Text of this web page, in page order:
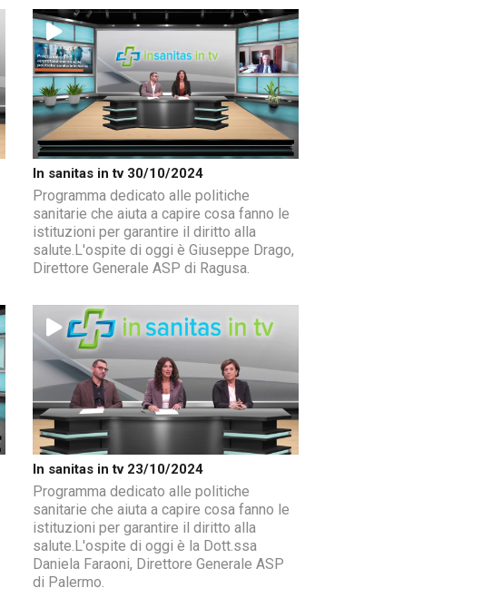
In sanitas in tv 30/10/2024
Programma dedicato alle politiche
sanitarie che aiuta a capire cosa fanno le
istituzioni per garantire il diritto alla
salute.L'ospite di oggi è Giuseppe Drago,
Direttore Generale ASP di Ragusa.
In sanitas in tv 23/10/2024
Programma dedicato alle politiche
sanitarie che aiuta a capire cosa fanno le
istituzioni per garantire il diritto alla
salute.L'ospite di oggi è la Dott.ssa
Daniela Faraoni, Direttore Generale ASP
di Palermo.